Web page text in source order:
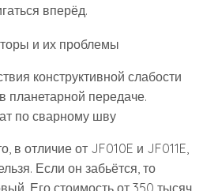
вперёд.
конструктивной слабости
планетарной передаче.
по сварному шву
в отличие от JF010E и JF011E,
Если он забьётся, то
Его стоимость от 350 тысяч